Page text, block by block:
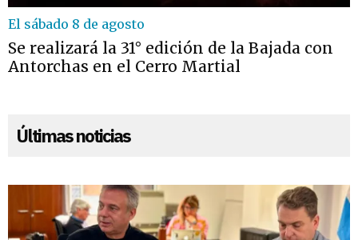
El sábado 8 de agosto
Se realizará la 31° edición de la Bajada con
Antorchas en el Cerro Martial
Últimas noticias